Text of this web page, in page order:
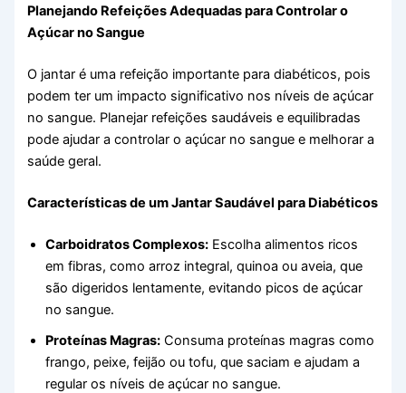
Planejando Refeições Adequadas para Controlar o
Açúcar no Sangue
O jantar é uma refeição importante para diabéticos, pois
podem ter um impacto significativo nos níveis de açúcar
no sangue. Planejar refeições saudáveis e equilibradas
pode ajudar a controlar o açúcar no sangue e melhorar a
saúde geral.
Características de um Jantar Saudável para Diabéticos
Carboidratos Complexos: Escolha alimentos ricos
em fibras, como arroz integral, quinoa ou aveia, que
são digeridos lentamente, evitando picos de açúcar
no sangue.
Proteínas Magras: Consuma proteínas magras como
frango, peixe, feijão ou tofu, que saciam e ajudam a
regular os níveis de açúcar no sangue.